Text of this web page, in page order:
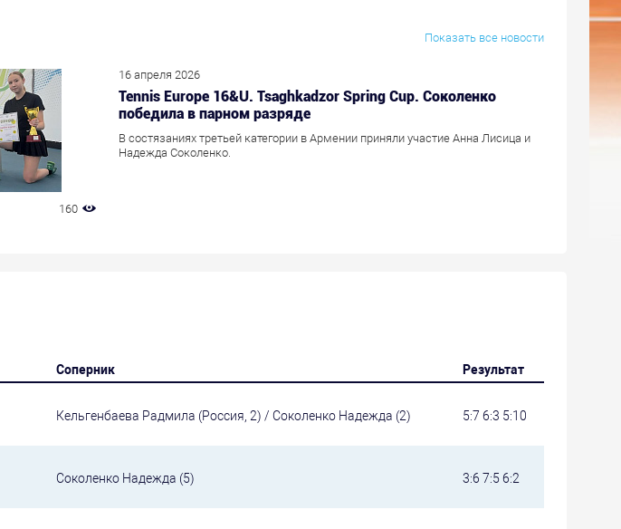
Показать все новости
160
16 апреля 2026
Tennis Europe 16&U. Tsaghkadzor Spring Cup. Соколенко
победила в парном разряде
В состязаниях третьей категории в Армении приняли участие Анна Лисица и
Надежда Соколенко.
Соперник Результат
Кельгенбаева Радмила (Россия, 2) / Соколенко Надежда (2) 5:7 6:3 5:10
Соколенко Надежда (5) 3:6 7:5 6:2